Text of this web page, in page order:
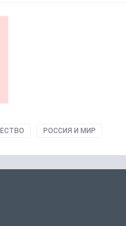
РОССИЯ И МИР